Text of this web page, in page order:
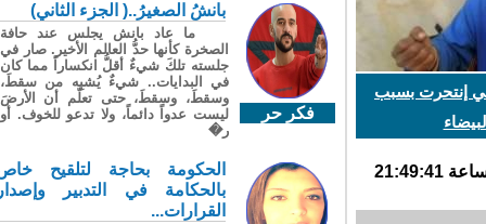
إنتحرت بسبب
فكر حر
بانشُ الصغيرُ..( الجزء الثاني)
ما عاد بانش يجلس عند حافة
الصخرة كأنها حدُّ العالم الأخير. صار في
جلسته تلكَ شيءٌ أقلُّ انكساراً مما كان
في البدايات.. شيءٌ يُشبِه من سقطَ،
وسقطَ، وسقطَ، حتى تعلّم أن الأرضَ
ليست عدواً دائماً، ولا تدعو للخوف. أو
ر�
الحكومة بحاجة لتلقيح خاص
بالحكامة في التدبير وإصدار
القرارات...